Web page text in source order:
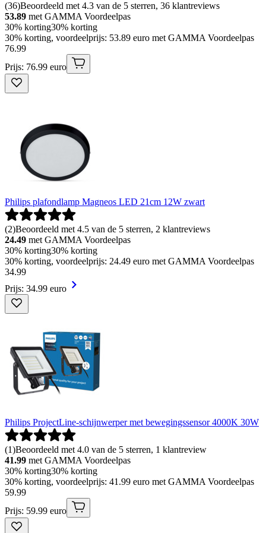
(36)Beoordeeld met 4.3 van de 5 sterren, 36 klantreviews
53.89 met GAMMA Voordeelpas
30% korting30% korting
30% korting, voordeelprijs: 53.89 euro met GAMMA Voordeelpas
76.99
Prijs: 76.99 euro
Philips plafondlamp Magneos LED 21cm 12W zwart
(2)Beoordeeld met 4.5 van de 5 sterren, 2 klantreviews
24.49 met GAMMA Voordeelpas
30% korting30% korting
30% korting, voordeelprijs: 24.49 euro met GAMMA Voordeelpas
34.99
Prijs: 34.99 euro
Philips ProjectLine-schijnwerper met bewegingssensor 4000K 30W
(1)Beoordeeld met 4.0 van de 5 sterren, 1 klantreview
41.99 met GAMMA Voordeelpas
30% korting30% korting
30% korting, voordeelprijs: 41.99 euro met GAMMA Voordeelpas
59.99
Prijs: 59.99 euro